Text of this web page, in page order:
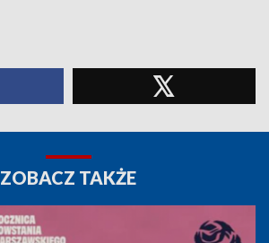
ZOBACZ TAKŻE